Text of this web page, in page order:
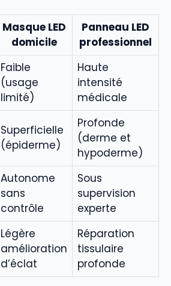
Masque LED
domicile
Panneau LED
professionnel
Faible
(usage
limité)
Haute
intensité
médicale
Superficielle
(épiderme)
Profonde
(derme et
hypoderme)
Autonome
sans
contrôle
Sous
supervision
experte
Légère
amélioration
d’éclat
Réparation
tissulaire
profonde